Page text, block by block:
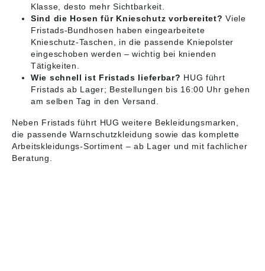
Klasse, desto mehr Sichtbarkeit.
Sind die Hosen für Knieschutz vorbereitet? Viele
Fristads-Bundhosen haben eingearbeitete
Knieschutz-Taschen, in die passende Kniepolster
eingeschoben werden – wichtig bei knienden
Tätigkeiten.
Wie schnell ist Fristads lieferbar? HUG führt
Fristads ab Lager; Bestellungen bis 16:00 Uhr gehen
am selben Tag in den Versand.
Neben Fristads führt HUG weitere Bekleidungsmarken,
die passendeWarnschutzkleidung sowie das komplette
Arbeitskleidungs-Sortiment – ab Lager und mit fachlicher
Beratung.